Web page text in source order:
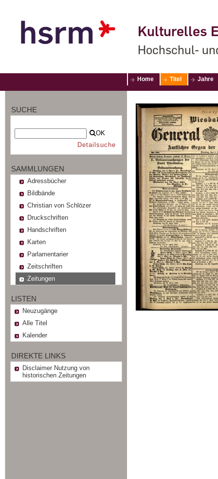
Kulturelles
Hochschul-
Home Titel Jahre
SUCHE
OK
Detailsuche
SAMMLUNGEN
Adressbücher
Bildbände
Christian von Schlözer
Druckschriften
Handschriften
Karten
Parlamentarier
Zeitschriften
Zeitungen
LISTEN
Neuzugänge
Alle Titel
Kalender
DIREKTE LINKS
Disclaimer Nutzung von
historischen Zeitungen